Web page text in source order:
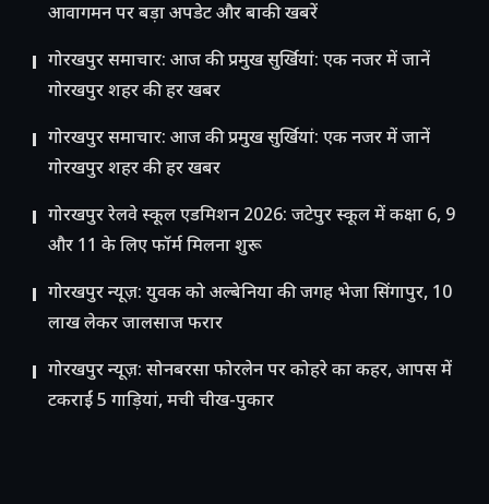
आवागमन पर बड़ा अपडेट और बाकी खबरें
गोरखपुर समाचार: आज की प्रमुख सुर्खियां: एक नजर में जानें
गोरखपुर शहर की हर खबर
गोरखपुर समाचार: आज की प्रमुख सुर्खियां: एक नजर में जानें
गोरखपुर शहर की हर खबर
गोरखपुर रेलवे स्कूल एडमिशन 2026: जटेपुर स्कूल में कक्षा 6, 9
और 11 के लिए फॉर्म मिलना शुरू
गोरखपुर न्यूज़: युवक को अल्बेनिया की जगह भेजा सिंगापुर, 10
लाख लेकर जालसाज फरार
गोरखपुर न्यूज़: सोनबरसा फोरलेन पर कोहरे का कहर, आपस में
टकराईं 5 गाड़ियां, मची चीख-पुकार